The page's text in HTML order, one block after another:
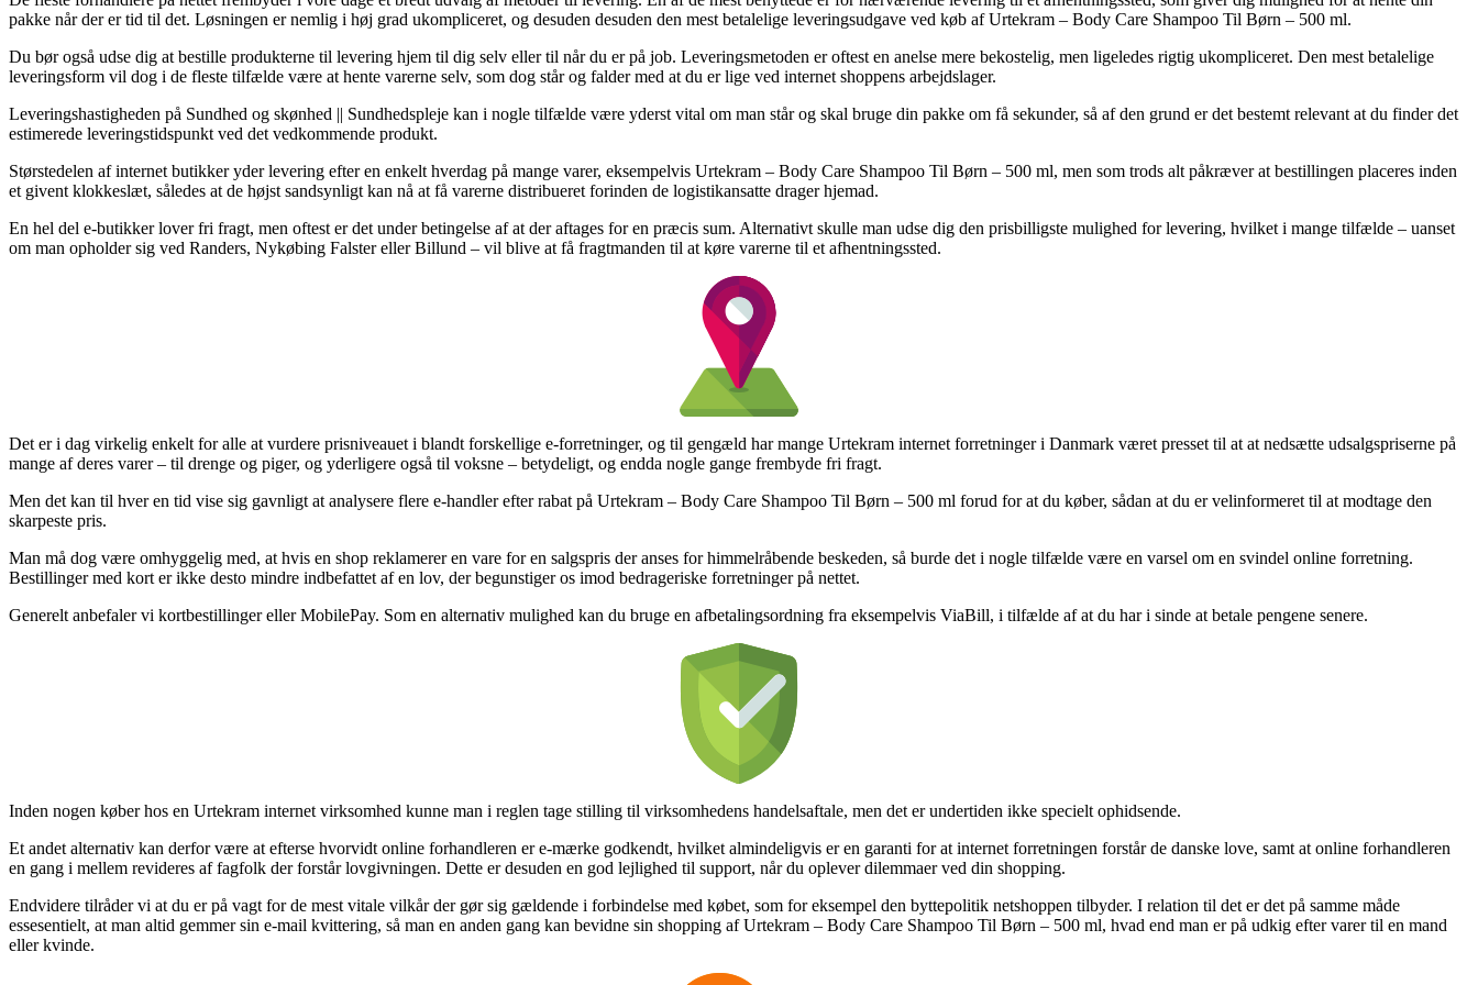
pakke når der er tid til det. Løsningen er nemlig i høj grad ukompliceret, og desuden desuden den mest betalelige leveringsudgave ved køb af Urtekram – Body Care Shampoo Til Børn – 500 ml.
Du bør også udse dig at bestille produkterne til levering hjem til dig selv eller til når du er på job. Leveringsmetoden er oftest en anelse mere bekostelig, men ligeledes rigtig ukompliceret. Den mest betalelige
leveringsform vil dog i de fleste tilfælde være at hente varerne selv, som dog står og falder med at du er lige ved internet shoppens arbejdslager.
Leveringshastigheden på Sundhed og skønhed || Sundhedspleje kan i nogle tilfælde være yderst vital om man står og skal bruge din pakke om få sekunder, så af den grund er det bestemt relevant at du finder det
estimerede leveringstidspunkt ved det vedkommende produkt.
Størstedelen af internet butikker yder levering efter en enkelt hverdag på mange varer, eksempelvis Urtekram – Body Care Shampoo Til Børn – 500 ml, men som trods alt påkræver at bestillingen placeres inden
et givent klokkeslæt, således at de højst sandsynligt kan nå at få varerne distribueret forinden de logistikansatte drager hjemad.
En hel del e-butikker lover fri fragt, men oftest er det under betingelse af at der aftages for en præcis sum. Alternativt skulle man udse dig den prisbilligste mulighed for levering, hvilket i mange tilfælde – uanset
om man opholder sig ved Randers, Nykøbing Falster eller Billund – vil blive at få fragtmanden til at køre varerne til et afhentningssted.
Det er i dag virkelig enkelt for alle at vurdere prisniveauet i blandt forskellige e-forretninger, og til gengæld har mange Urtekram internet forretninger i Danmark været presset til at at nedsætte udsalgspriserne på
mange af deres varer – til drenge og piger, og yderligere også til voksne – betydeligt, og endda nogle gange frembyde fri fragt.
Men det kan til hver en tid vise sig gavnligt at analysere flere e-handler efter rabat på Urtekram – Body Care Shampoo Til Børn – 500 ml forud for at du køber, sådan at du er velinformeret til at modtage den
skarpeste pris.
Man må dog være omhyggelig med, at hvis en shop reklamerer en vare for en salgspris der anses for himmelråbende beskeden, så burde det i nogle tilfælde være en varsel om en svindel online forretning.
Bestillinger med kort er ikke desto mindre indbefattet af en lov, der begunstiger os imod bedrageriske forretninger på nettet.
Generelt anbefaler vi kortbestillinger eller MobilePay. Som en alternativ mulighed kan du bruge en afbetalingsordning fra eksempelvis ViaBill, i tilfælde af at du har i sinde at betale pengene senere.
Inden nogen køber hos en Urtekram internet virksomhed kunne man i reglen tage stilling til virksomhedens handelsaftale, men det er undertiden ikke specielt ophidsende.
Et andet alternativ kan derfor være at efterse hvorvidt online forhandleren er e-mærke godkendt, hvilket almindeligvis er en garanti for at internet forretningen forstår de danske love, samt at online forhandleren
en gang i mellem revideres af fagfolk der forstår lovgivningen. Dette er desuden en god lejlighed til support, når du oplever dilemmaer ved din shopping.
Endvidere tilråder vi at du er på vagt for de mest vitale vilkår der gør sig gældende i forbindelse med købet, som for eksempel den byttepolitik netshoppen tilbyder. I relation til det er det på samme måde
essesentielt, at man altid gemmer sin e-mail kvittering, så man en anden gang kan bevidne sin shopping af Urtekram – Body Care Shampoo Til Børn – 500 ml, hvad end man er på udkig efter varer til en mand
eller kvinde.